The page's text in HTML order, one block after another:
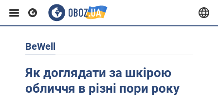
ЄвропаBeWell
Як доглядати за шкірою
обличчя в різні пори року